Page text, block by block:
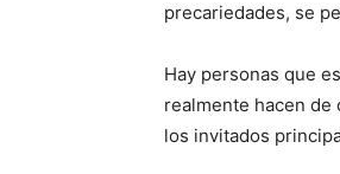
precariedades, se
Hay personas que
realmente hacen de
los invitados